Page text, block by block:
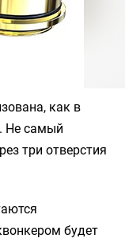
как в
Не самый
три отверстия
будет